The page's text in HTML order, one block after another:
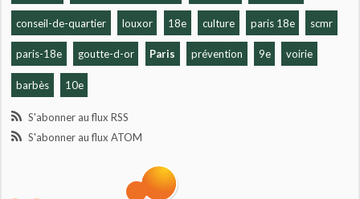
conseil-de-quartier louxor 18e culture paris 18e scmr
paris-18e goutte-d-or Paris prévention 9e voirie
barbès 10e
S'abonner au flux RSS
S'abonner au flux ATOM